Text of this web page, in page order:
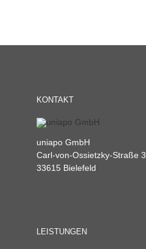
KONTAKT
uniapo GmbH
Carl-von-Ossietzky-Straße 3
33615 Bielefeld
LEISTUNGEN